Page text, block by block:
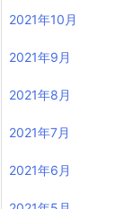
2021年10月
2021年9月
2021年8月
2021年7月
2021年6月